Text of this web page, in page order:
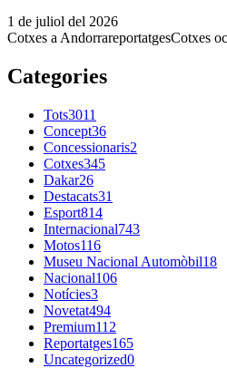
1 de juliol del 2026
Cotxes a AndorrareportatgesCotxes
Categories
Tots3011
Concept36
Concessionaris2
Cotxes345
Dakar26
Destacats31
Esport814
Internacional743
Motos116
Museu Nacional Automòbil18
Nacional106
Notícies3
Novetat494
Premium112
Reportatges165
Uncategorized0